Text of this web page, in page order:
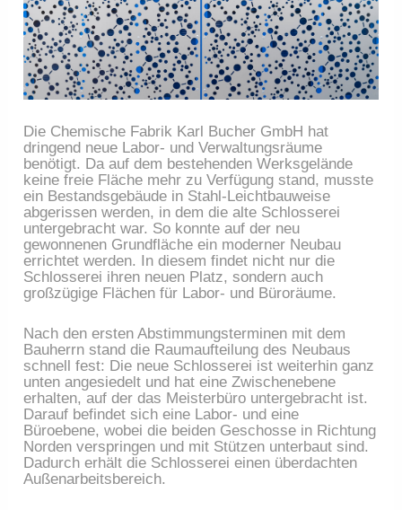
Die Chemische Fabrik Karl Bucher GmbH hat
dringend neue Labor- und Verwaltungsräume
benötigt. Da auf dem bestehenden Werksgelände
keine freie Fläche mehr zu Verfügung stand, musste
ein Bestandsgebäude in Stahl-Leichtbauweise
abgerissen werden, in dem die alte Schlosserei
untergebracht war. So konnte auf der neu
gewonnenen Grundfläche ein moderner Neubau
errichtet werden. In diesem findet nicht nur die
Schlosserei ihren neuen Platz, sondern auch
großzügige Flächen für Labor- und Büroräume.
Nach den ersten Abstimmungsterminen mit dem
Bauherrn stand die Raumaufteilung des Neubaus
schnell fest: Die neue Schlosserei ist weiterhin ganz
unten angesiedelt und hat eine Zwischenebene
erhalten, auf der das Meisterbüro untergebracht ist.
Darauf befindet sich eine Labor- und eine
Büroebene, wobei die beiden Geschosse in Richtung
Norden verspringen und mit Stützen unterbaut sind.
Dadurch erhält die Schlosserei einen überdachten
Außenarbeitsbereich.